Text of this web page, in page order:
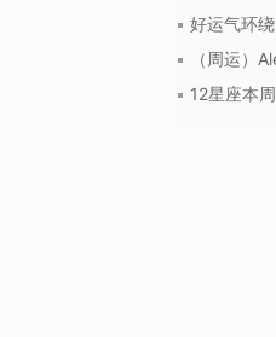
好运气环
（周运）
12星座本